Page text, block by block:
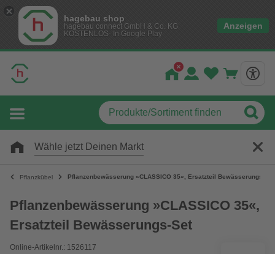
hagebau shop
hagebau connect GmbH & Co. KG
KOSTENLOS- In Google Play
Anzeigen
Wähle jetzt Deinen Markt
Pflanzkübel Pflanzenbewässerung »CLASSICO 35«, Ersatzteil Bewässerungs-Set
Pflanzenbewässerung »CLASSICO 35«,
Ersatzteil Bewässerungs-Set
Online-Artikelnr.: 1526117